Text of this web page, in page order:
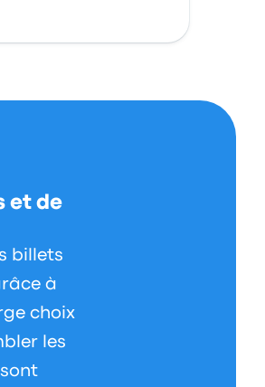
et de
billets
à
choix
les